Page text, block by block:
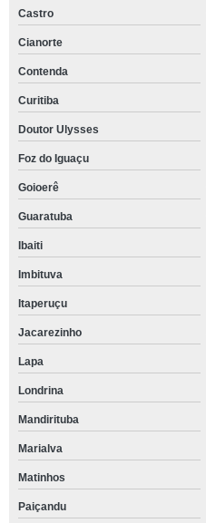
Castro
Cianorte
Contenda
Curitiba
Doutor Ulysses
Foz do Iguaçu
Goioerê
Guaratuba
Ibaiti
Imbituva
Itaperuçu
Jacarezinho
Lapa
Londrina
Mandirituba
Marialva
Matinhos
Paiçandu